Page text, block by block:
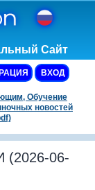
Сайт
ВХОД
Обучение
новостей
06-